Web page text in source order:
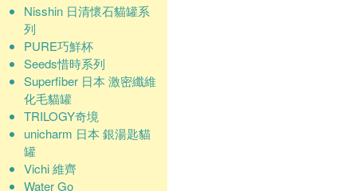
Nisshin 日清懷石貓罐系
列
PURE巧鮮杯
Seeds惜時系列
Superfiber 日本 激密纖維
化毛貓罐
TRILOGY奇境
unicharm 日本 銀湯匙貓
罐
Vichi 維齊
Water Go